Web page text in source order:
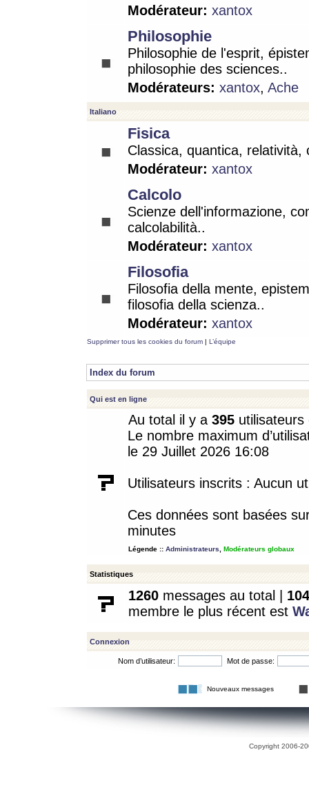
Modérateur: xantox
Philosophie
Philosophie de l'esprit,
philosophie des sciences..
Modérateurs: xantox, Ache
Italiano
Fisica
Classica, quantica, relatività,
Modérateur: xantox
Calcolo
Scienze dell'informazione,
calcolabilità..
Modérateur: xantox
Filosofia
Filosofia della mente,
filosofia della scienza..
Modérateur: xantox
Supprimer tous les cookies du forum | L’équipe
Index du forum
Qui est en ligne
Au total il y a 395
Le nombre maximum
le 29 Juillet 2026 16:08
Utilisateurs inscrits : Aucun
Ces données sont basées
minutes
Légende :: Administrateurs Modérateurs globaux
Statistiques
1260 messages au total | 104
membre le plus récent est
Connexion
Nom d’utilisateur: Mot de passe:
Nouveaux messages
Copyright 2006-